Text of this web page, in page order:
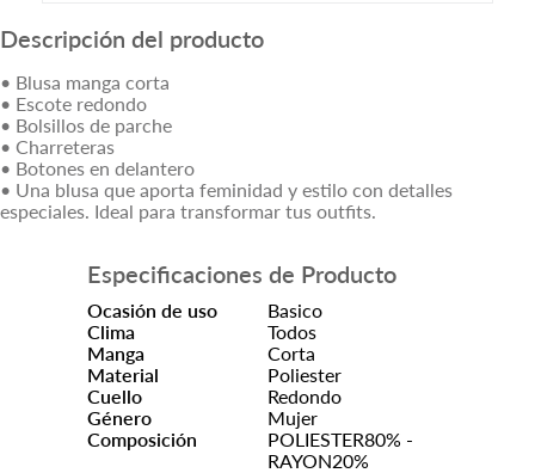
Descripción del producto
• Blusa manga corta
• Escote redondo
• Bolsillos de parche
• Charreteras
• Botones en delantero
• Una blusa que aporta feminidad y estilo con detalles
especiales. Ideal para transformar tus outfits.
Especificaciones de Producto
Ocasión de uso
Basico
Clima
Todos
Manga
Corta
Material
Poliester
Cuello
Redondo
Género
Mujer
Composición
POLIESTER80% -
RAYON20%